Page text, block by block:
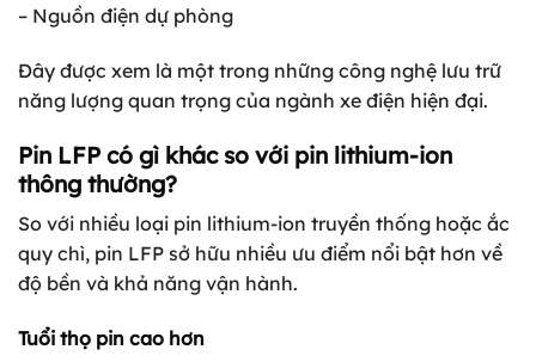
– Nguồn điện dự phòng
Đây được xem là một trong những công nghệ lưu trữ
năng lượng quan trọng của ngành xe điện hiện đại.
Pin LFP có gì khác so với pin lithium-ion
thông thường?
So với nhiều loại pin lithium-ion truyền thống hoặc ắc
quy chì, pin LFP sở hữu nhiều ưu điểm nổi bật hơn về
độ bền và khả năng vận hành.
Tuổi thọ pin cao hơn